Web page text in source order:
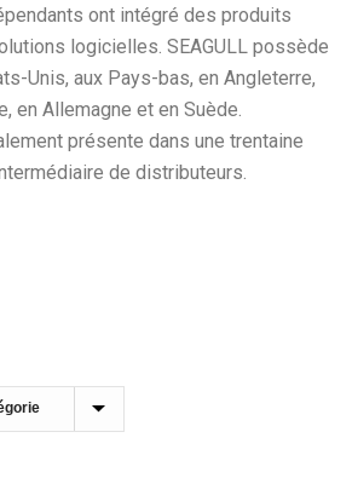
ont intégré des produits
logicielles. SEAGULL possède
Unis, aux Pays-bas, en Angleterre,
en Allemagne et en Suède.
présente dans une trentaine
de distributeurs.